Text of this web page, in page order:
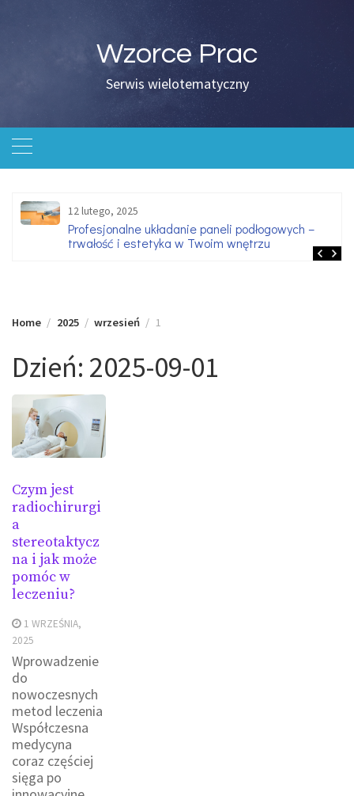
content
Wzorce Prac
Serwis wielotematyczny
12 lutego, 2025
Profesjonalne układanie paneli podłogowych –
trwałość i estetyka w Twoim wnętrzu
Home 2025 wrzesień 1
Dzień: 2025-09-01
Czym jest
radiochirurgi
a
stereotaktycz
na i jak może
pomóc w
leczeniu?
1 WRZEŚNIA,
2025
Wprowadzenie
do
nowoczesnych
metod leczenia
Współczesna
medycyna
coraz częściej
sięga po